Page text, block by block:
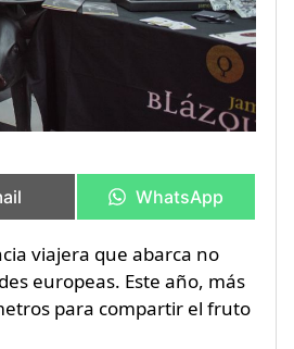
en
WhatsApp
viajera que abarca no
europeas. Este año, más
para compartir el fruto
en